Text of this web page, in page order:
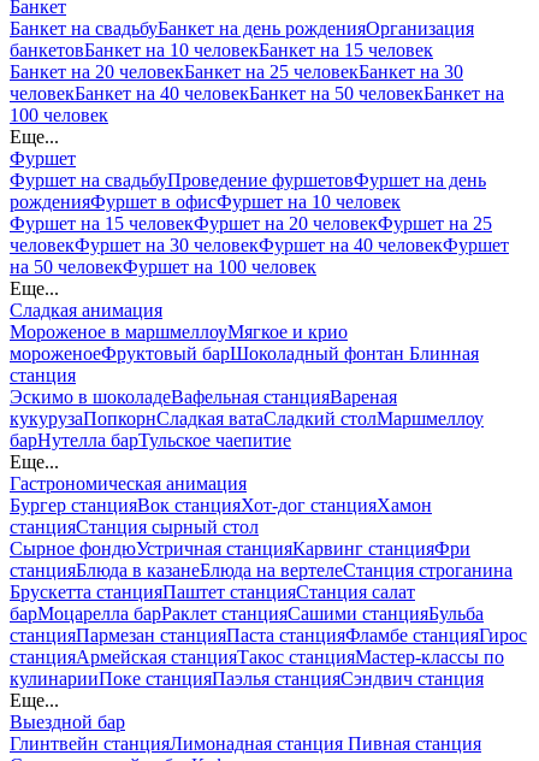
Банкет
Банкет на свадьбуБанкет на день рожденияОрганизация
банкетовБанкет на 10 человекБанкет на 15 человек
Банкет на 20 человекБанкет на 25 человекБанкет на 30
человекБанкет на 40 человекБанкет на 50 человекБанкет на
100 человек
Еще...
Фуршет
Фуршет на свадьбуПроведение фуршетовФуршет на день
рожденияФуршет в офисФуршет на 10 человек
Фуршет на 15 человекФуршет на 20 человекФуршет на 25
человекФуршет на 30 человекФуршет на 40 человекФуршет
на 50 человекФуршет на 100 человек
Еще...
Сладкая анимация
Мороженое в маршмеллоуМягкое и крио
мороженоеФруктовый барШоколадный фонтан Блинная
станция
Эскимо в шоколадеВафельная станцияВареная
кукурузаПопкорнСладкая ватаСладкий столМаршмеллоу
барНутелла барТульское чаепитие
Еще...
Гастрономическая анимация
Бургер станцияВок станцияХот-дог станцияХамон
станцияСтанция сырный стол
Сырное фондюУстричная станцияКарвинг станцияФри
станцияБлюда в казанеБлюда на вертелеСтанция строганина
Брускетта станцияПаштет станцияСтанция салат
барМоцарелла барРаклет станцияСашими станцияБульба
станцияПармезан станцияПаста станцияФламбе станцияГирос
станцияАрмейская станцияТакос станцияМастер-классы по
кулинарииПоке станцияПаэлья станцияСэндвич станция
Еще...
Выездной бар
Глинтвейн станцияЛимонадная станция Пивная станция